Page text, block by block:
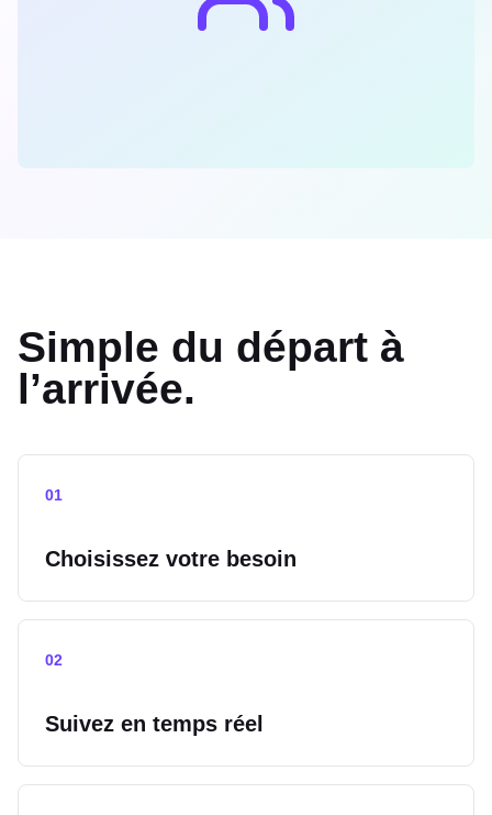
Simple du départ à
l’arrivée.
01
Choisissez votre besoin
02
Suivez en temps réel